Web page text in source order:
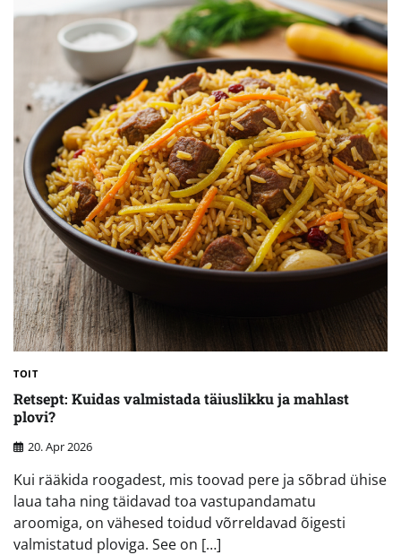
TOIT
Retsept: Kuidas valmistada täiuslikku ja mahlast
plovi?
20. Apr 2026
Kui rääkida roogadest, mis toovad pere ja sõbrad ühise
laua taha ning täidavad toa vastupandamatu
aroomiga, on vähesed toidud võrreldavad õigesti
valmistatud ploviga. See on […]